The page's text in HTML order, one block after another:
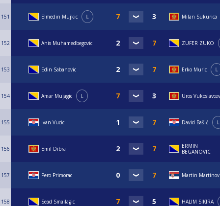
151 Elmedin Mujkic L Milan Sukurica
152 Anis Muhamedbegovic ZUFER ZUKO
153 Edin Sabanovic Erko Muric L
154 Amar Mujagic L Uros
155 Ivan Vucic David Bašić L
156 Emil Dibra
ERMIN
BEGANOVIC
157 Pero Primorac Martin
158 Sead Smailagic HALIM SIKIRA